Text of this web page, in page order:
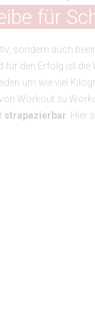
für
sondern auch
den Erfolg ist
um wie viel
von Workout zu
strapazierbar . Hier